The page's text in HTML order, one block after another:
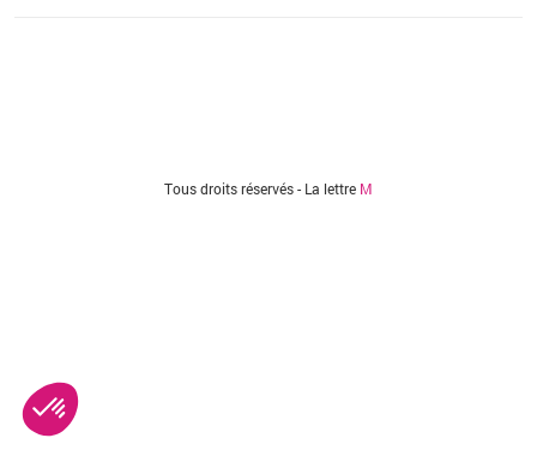
Tous droits réservés - La lettre M